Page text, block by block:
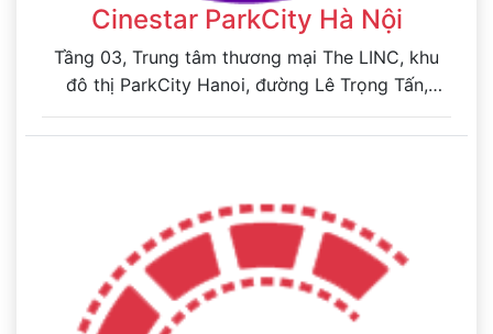
Cinestar ParkCity Hà Nội
Tầng 03, Trung tâm thương mại The LINC, khu
đô thị ParkCity Hanoi, đường Lê Trọng Tấn,
Phường Dương Nội, Thành phố Hà Nội, Việt Nam